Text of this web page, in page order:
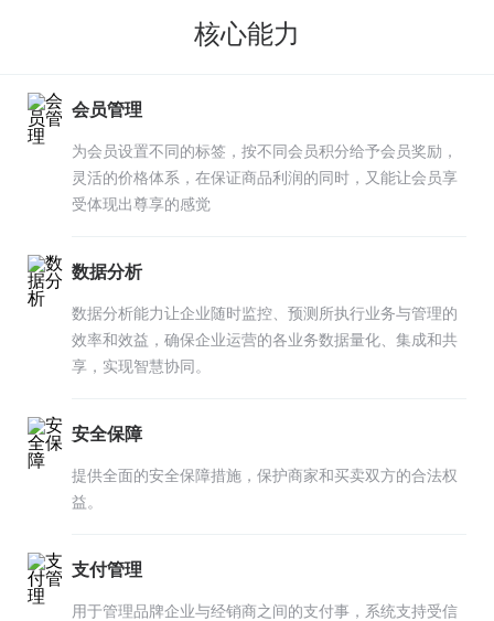
核心能力
会员管理
为会员设置不同的标签，按不同会员积分给予会员奖励，
灵活的价格体系，在保证商品利润的同时，又能让会员享
受体现出尊享的感觉
数据分析
数据分析能力让企业随时监控、预测所执行业务与管理的
效率和效益，确保企业运营的各业务数据量化、集成和共
享，实现智慧协同。
安全保障
提供全面的安全保障措施，保护商家和买卖双方的合法权
益。
支付管理
用于管理品牌企业与经销商之间的支付事，系统支持受信